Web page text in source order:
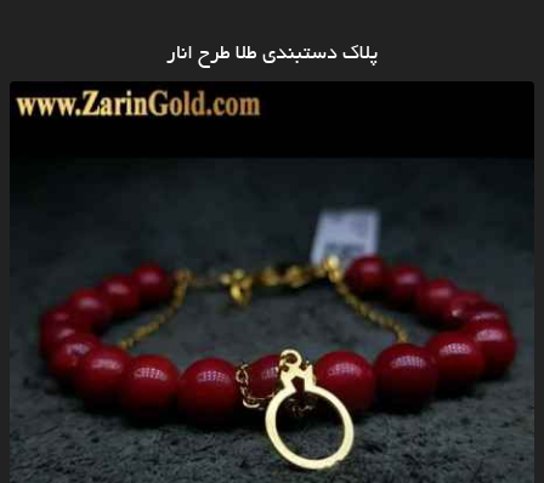
پلاک دستبندی طلا طرح انار